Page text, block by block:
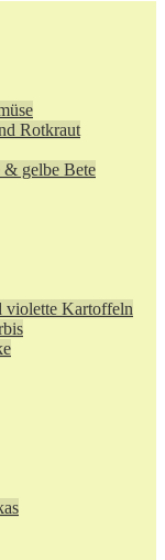
Rotkraut
& gelbe Bete
violette Kartoffeln